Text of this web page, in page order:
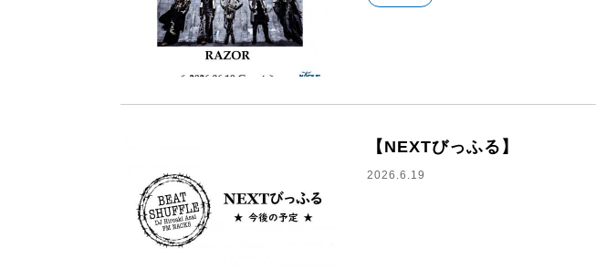
【NEXTびっふる】
2026.6.19